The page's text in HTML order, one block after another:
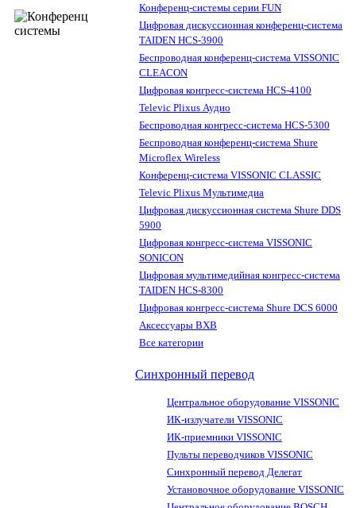
Конференц-системы серии FUN
Цифровая дискуссионная конференц-система
TAIDEN HCS-3900
Беспроводная конференц-система VISSONIC
CLEACON
Цифровая конгресс-система HCS-4100
Televic Plixus Аудио
Беспроводная конгресс-система HCS-5300
Беспроводная конференц-система Shure
Microflex Wireless
Конференц-система VISSONIC CLASSIC
Televic Plixus Мультимедиа
Цифровая дискуссионная система Shure DDS
5900
Цифровая конгресс-система VISSONIC
SONICON
Цифровая мультимедийная конгресс-система
TAIDEN HCS-8300
Цифровая конгресс-система Shure DCS 6000
Аксессуары BXB
Все категории
Синхронный перевод
Центральное оборудование VISSONIC
ИК-излучатели VISSONIC
ИК-приемники VISSONIC
Пульты переводчиков VISSONIC
Синхронный перевод Делегат
Установочное оборудование VISSONIC